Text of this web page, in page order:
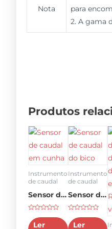
Nota
para
2. A gama
Produtos
Instrumento
de caudal
Sensor de
caudal
em cunha
Classificado
como
0
Ler
Instrumento
de caudal
Sensor de
caudal do
bico
Classificado
como
0
Ler